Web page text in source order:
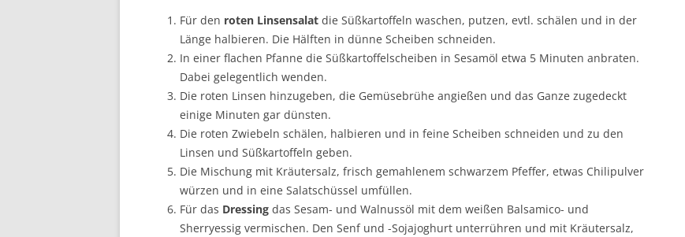
Für den roten Linsensalat die Süßkartoffeln waschen, putzen, evtl. schälen und in der
Länge halbieren. Die Hälften in dünne Scheiben schneiden.
In einer flachen Pfanne die Süßkartoffelscheiben in Sesamöl etwa 5 Minuten anbraten.
Dabei gelegentlich wenden.
Die roten Linsen hinzugeben, die Gemüsebrühe angießen und das Ganze zugedeckt
einige Minuten gar dünsten.
Die roten Zwiebeln schälen, halbieren und in feine Scheiben schneiden und zu den
Linsen und Süßkartoffeln geben.
Die Mischung mit Kräutersalz, frisch gemahlenem schwarzem Pfeffer, etwas Chilipulver
würzen und in eine Salatschüssel umfüllen.
Für das Dressing das Sesam- und Walnussöl mit dem weißen Balsamico- und
Sherryessig vermischen. Den Senf und -Sojajoghurt unterrühren und mit Kräutersalz,